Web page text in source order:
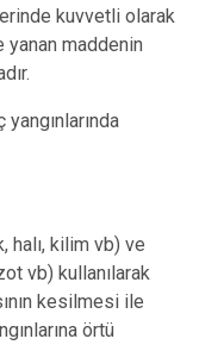
kuvvetli olarak
maddenin
halı, kilim vb) ve
vb) kullanılarak
kesilmesi ile
örtü